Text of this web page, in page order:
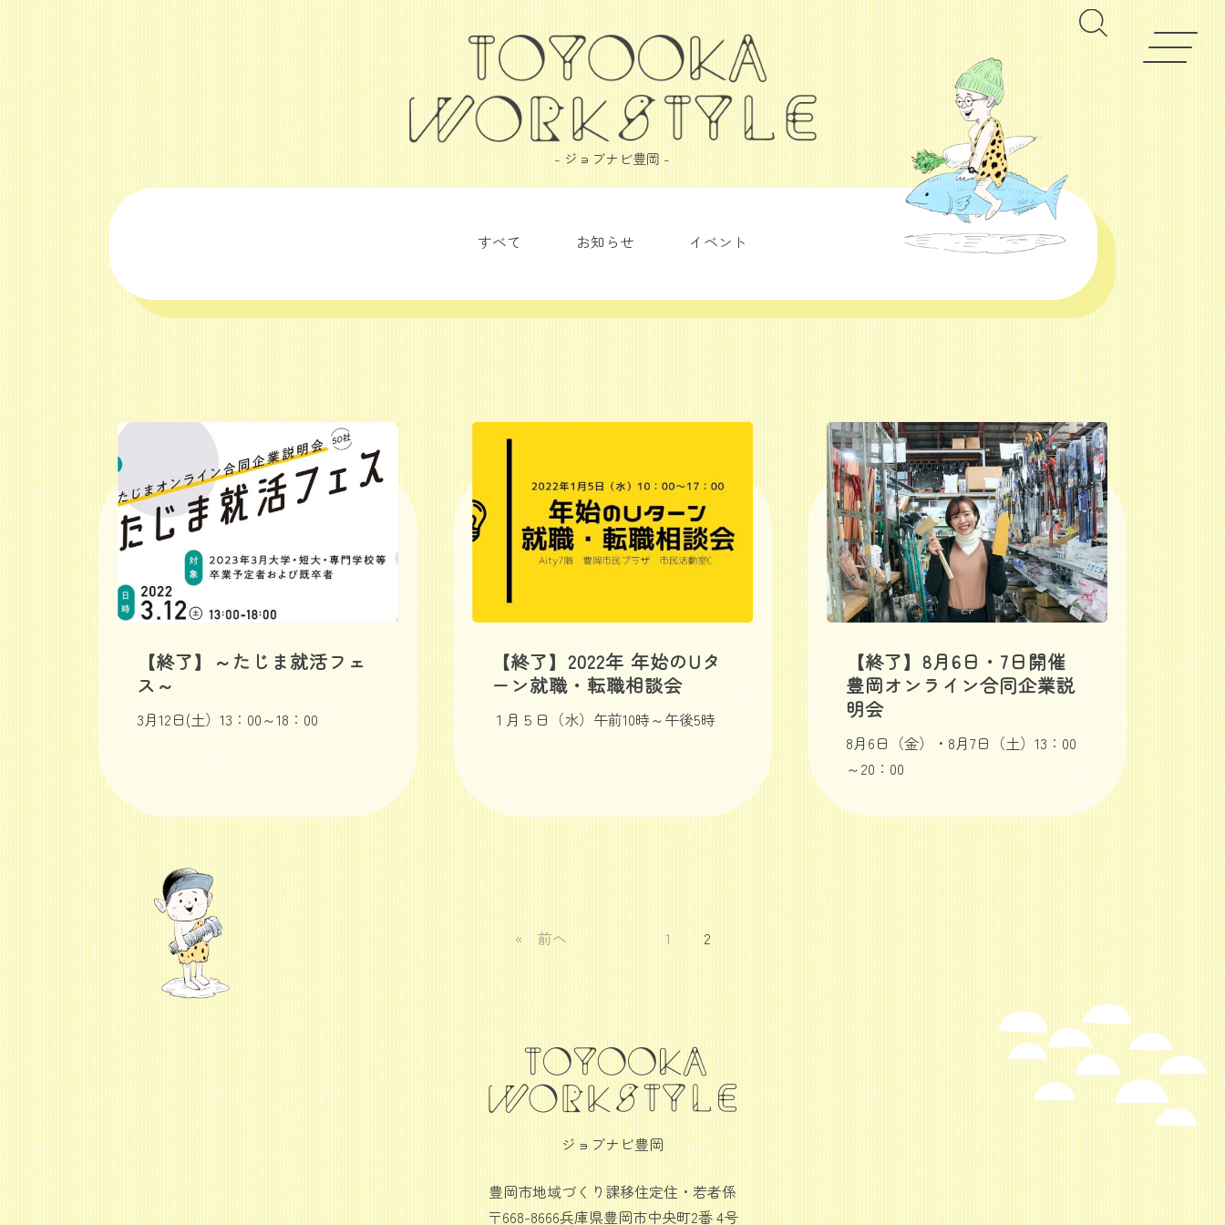
- ジョブナビ豊岡 -
すべて お知らせ イベント
【終了】～たじま就活フェ
ス～
3月12日(土）13：00～18：00
【終了】2022年 年始のUタ
ーン就職・転職相談会
１月５日（水）午前10時～午後5時
【終了】8月6日・7日開催
豊岡オンライン合同企業説
明会
8月6日（金）・8月7日（土）13：00
～20：00
« 前へ 1 2
ジョブナビ豊岡
豊岡市地域づくり課移住定住・若者係
〒668-8666兵庫県豊岡市中央町2番 4号